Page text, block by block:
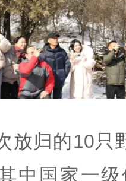
放归的10只
中国家一